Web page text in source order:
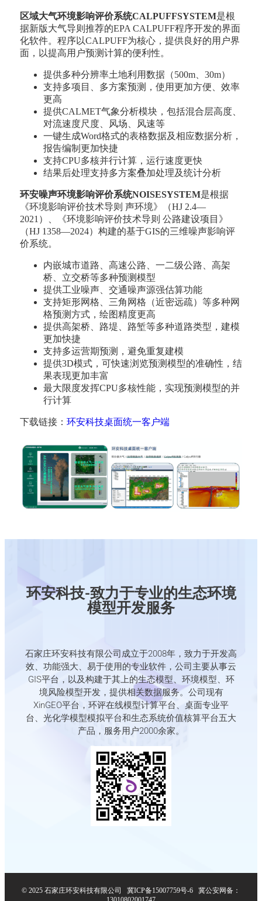
区域大气环境影响评价系统CALPUFFSYSTEM是根
据新版大气导则推荐的EPA CALPUFF程序开发的界面
化软件。程序以CALPUFF为核心，提供良好的用户界
面，以提高用户预测计算的便利性。
提供多种分辨率土地利用数据（500m、30m）
支持多项目、多方案预测，使用更加方便、效率
更高
提供CALMET气象分析模块，包括混合层高度、
对流速度尺度、风场、风速等
一键生成Word格式的表格数据及相应数据分析，
报告编制更加快捷
支持CPU多核并行计算，运行速度更快
结果后处理支持多方案叠加处理及统计分析
环安噪声环境影响评价系统NOISESYSTEM是根据
《环境影响评价技术导则 声环境》（HJ 2.4—
2021）、《环境影响评价技术导则 公路建设项目》
（HJ 1358—2024）构建的基于GIS的三维噪声影响评
价系统。
内嵌城市道路、高速公路、一二级公路、高架
桥、立交桥等多种预测模型
提供工业噪声、交通噪声源强估算功能
支持矩形网格、三角网格（近密远疏）等多种网
格预测方式，绘图精度更高
提供高架桥、路堤、路堑等多种道路类型，建模
更加快捷
支持多运营期预测，避免重复建模
提供3D模式，可快速浏览预测模型的准确性，结
果表现更加丰富
最大限度发挥CPU多核性能，实现预测模型的并
行计算
下载链接： 环安科技桌面统一客户端
环安科技-致力于专业的生态环境
模型开发服务
石家庄环安科技有限公司成立于2008年，致力于开发高
效、功能强大、易于使用的专业软件，公司主要从事云
GIS平台，以及构建于其上的生态模型、环境模型、环
境风险模型开发，提供相关数据服务。公司现有
XinGEO平台，环评在线模型计算平台、桌面专业平
台、光化学模型模拟平台和生态系统价值核算平台五大
产品，服务用户2000余家。
© 2025 石家庄环安科技有限公司 冀ICP备15007759号-6
冀公安网备：